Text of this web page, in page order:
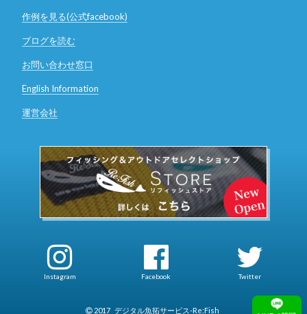
作例を見る(公式facebook)
ブログを読む
お問い合わせ窓口
English Information
運営会社
Instagram Facebook Twitter
2017 デジタル魚拓サービス-Re:Fish